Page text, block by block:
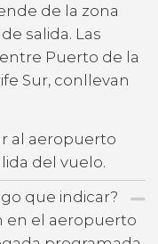
de la zona
salida. Las
Puerto de la
Sur, conllevan
al aeropuerto
del vuelo.
que indicar?
en el aeropuerto